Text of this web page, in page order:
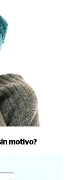
motivo?